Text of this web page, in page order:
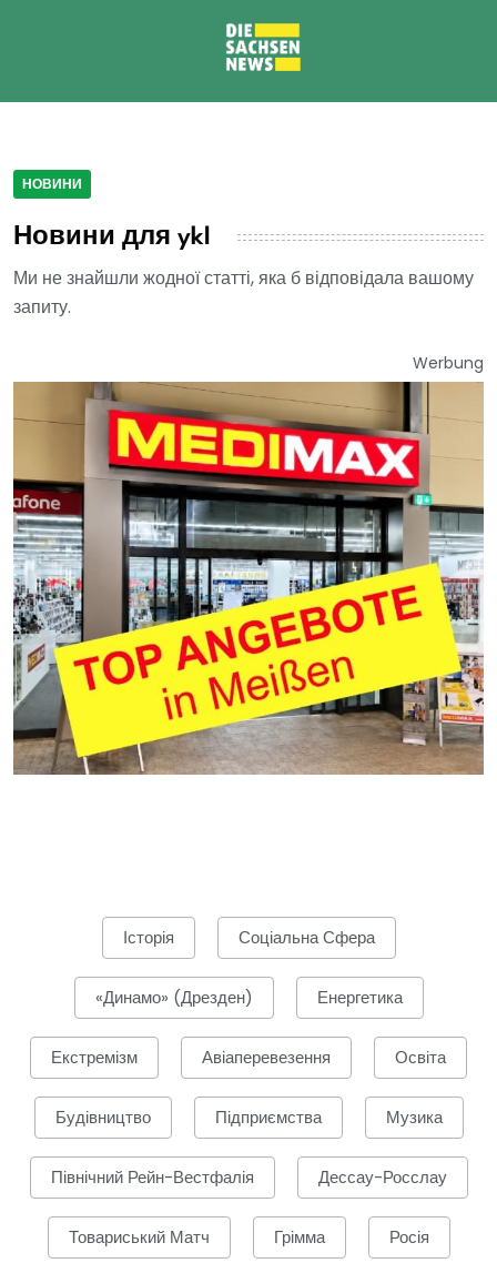
НОВИНИ
Новини для ykl
Ми не знайшли жодної статті, яка б відповідала вашому
запиту.
Werbung
Історія Соціальна Сфера
«Динамо» (Дрезден) Енергетика
Екстремізм Авіаперевезення Освіта
Будівництво Підприємства Музика
Північний Рейн-Вестфалія Дессау-Росслау
Товариський Матч Грімма Росія